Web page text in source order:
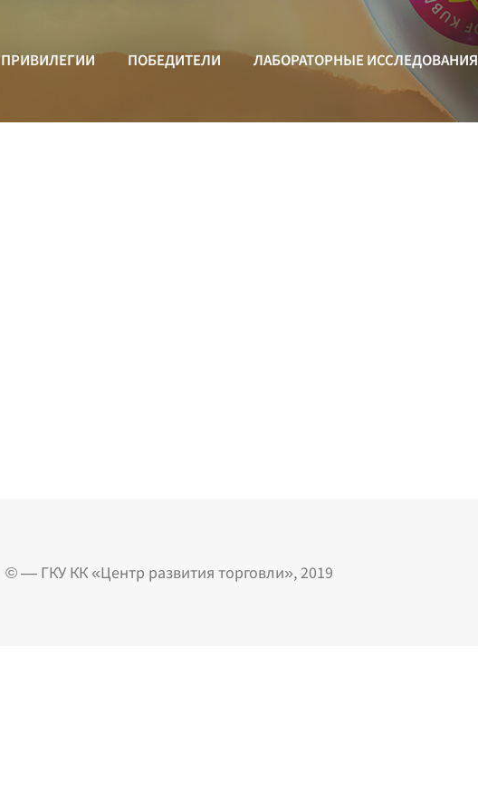
ПРИВИЛЕГИИ ПОБЕДИТЕЛИ ЛАБОРАТОРНЫЕ ИССЛЕДОВАНИЯ
© — ГКУ КК «Центр развития торговли», 2019